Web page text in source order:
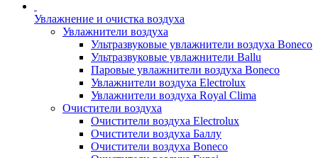
Увлажнение и очистка воздуха
Увлажнители воздуха
Ультразвуковые увлажнители воздуха Boneco
Ультразвуковые увлажнители Ballu
Паровые увлажнители воздуха Boneco
Увлажнители воздуха Electrolux
Увлажнители воздуха Royal Clima
Очистители воздуха
Очистители воздуха Electrolux
Очистители воздуха Баллу
Очистители воздуха Boneco